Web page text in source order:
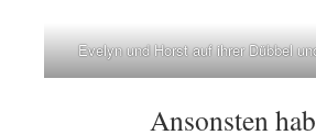
Evelyn und Horst auf ihrer Dübbel
Ansonsten